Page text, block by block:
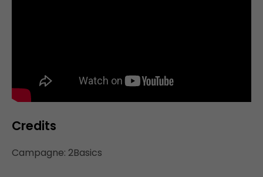
Credits
Campagne: 2Basics